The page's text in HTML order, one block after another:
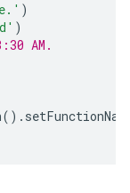
)
)
AM.
().